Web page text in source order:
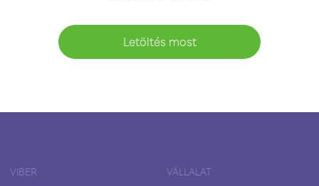
Letöltés most
VIBER VÁLLALAT